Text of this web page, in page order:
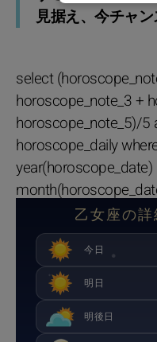
見据え、今チャン
select
horoscope_note_3 +
horoscope_note_5)/5
horoscope_daily
乙女座の
今日
明日
明後日